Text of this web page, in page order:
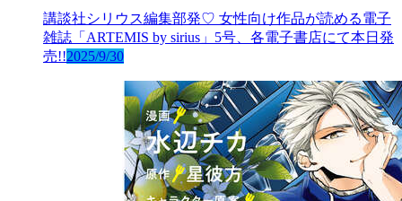
講談社シリウス編集部発♡ 女性向け作品が読める電子
雑誌「ARTEMIS by sirius」5号、各電子書店にて本日発
売!!2025/9/30